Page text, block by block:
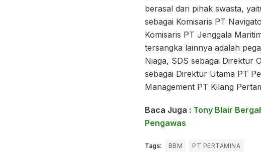
berasal dari pihak swasta,
sebagai Komisaris PT
Komisaris PT Jenggala
tersangka lainnya adalah
Niaga, SDS sebagai Direktur
sebagai Direktur Utama PT
Management PT Kilang
Baca Juga : Tony Blair
Pengawas
Tags: BBM PT PERTAMINA